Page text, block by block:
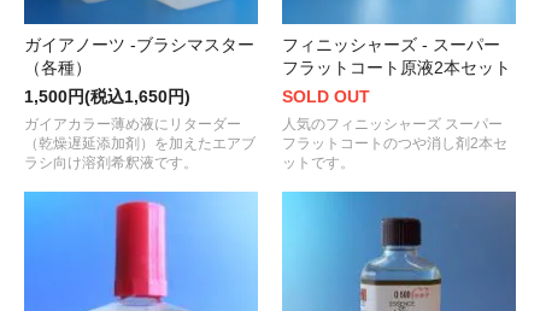
ガイアノーツ -ブラシマスター
（各種）
1,500円(税込1,650円)
ガイアカラー薄め液にリターダー
（乾燥遅延添加剤）を加えたエアブ
ラシ向け溶剤希釈液です。
フィニッシャーズ - スーパー
フラットコート原液2本セット
SOLD OUT
人気のフィニッシャーズ スーパー
フラットコートのつや消し剤2本セ
ットです。